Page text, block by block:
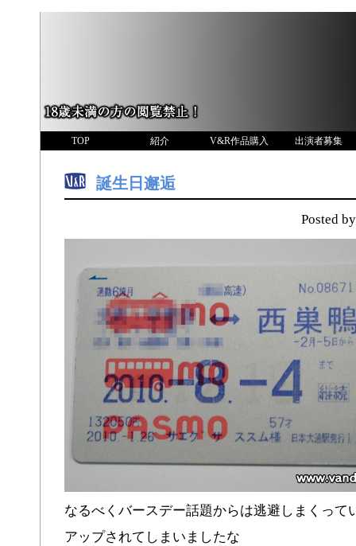
TOP 紹介 V&R作品購入 出演者募集
誕生日邂逅
Posted
なるべくバースデー話題からは逃避しまくって
アップされてしまいましたな